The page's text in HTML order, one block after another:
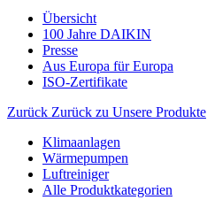
Übersicht
100 Jahre DAIKIN
Presse
Aus Europa für Europa
ISO-Zertifikate
Zurück Zurück zu Unsere Produkte
Klimaanlagen
Wärmepumpen
Luftreiniger
Alle Produktkategorien